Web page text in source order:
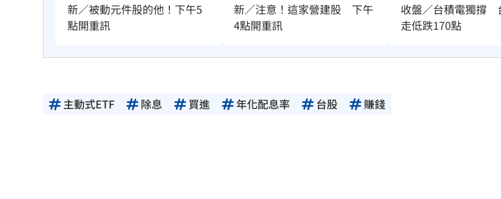
新／被動元件股的他！下午5
點開重訊
新／注意！這家營建股　下午
4點開重訊
收盤／台積電獨撐　
走低跌170點
主動式ETF 除息 買進 年化配息率 台股 賺錢